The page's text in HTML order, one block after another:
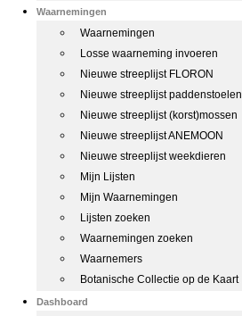
Waarnemingen
Waarnemingen
Losse waarneming invoeren
Nieuwe streeplijst FLORON
Nieuwe streeplijst paddenstoelen
Nieuwe streeplijst (korst)mossen
Nieuwe streeplijst ANEMOON
Nieuwe streeplijst weekdieren
Mijn Lijsten
Mijn Waarnemingen
Lijsten zoeken
Waarnemingen zoeken
Waarnemers
Botanische Collectie op de Kaart
Dashboard